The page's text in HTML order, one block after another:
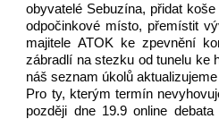
obyvatelé Sebuzína, přidat
odpočinkové místo, přemístit
majitele ATOK ke zpevnění
zábradlí na stezku od tunelu ke
náš seznam úkolů
Pro ty, kterým termín
později dne 19.9 online